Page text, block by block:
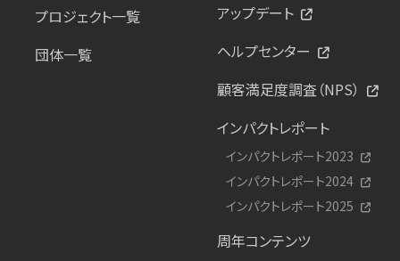
プロジェクト一覧
団体一覧
アップデート
ヘルプセンター
顧客満足度調査（NPS）
インパクトレポート
インパクトレポート2023
インパクトレポート2024
インパクトレポート2025
周年コンテンツ